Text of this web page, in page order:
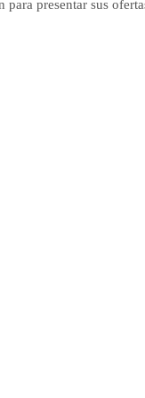
presentar sus